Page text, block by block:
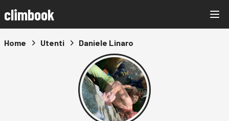
climbook
Home Utenti Daniele Linaro